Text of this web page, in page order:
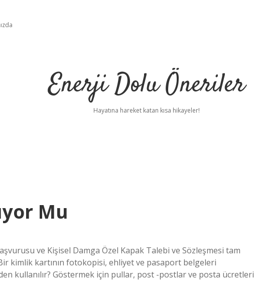
Enerji Dolu Öneriler
Hayatına hareket katan kısa hikayeler!
Mu
ve Kişisel Damga Özel Kapak Talebi ve Sözleşmesi tam
kimlik kartının fotokopisi, ehliyet ve pasaport belgeleri
kullanılır? Göstermek için pullar, post -postlar ve posta ücretleri